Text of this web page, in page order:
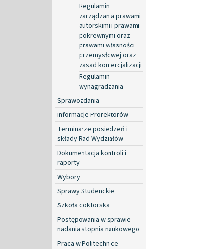
Regulamin
zarządzania prawami
autorskimi i prawami
pokrewnymi oraz
prawami własności
przemysłowej oraz
zasad komercjalizacji
Regulamin
wynagradzania
Sprawozdania
Informacje Prorektorów
Terminarze posiedzeń i
składy Rad Wydziałów
Dokumentacja kontroli i
raporty
Wybory
Sprawy Studenckie
Szkoła doktorska
Postępowania w sprawie
nadania stopnia naukowego
Praca w Politechnice